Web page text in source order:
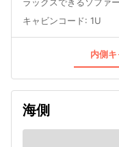
キャビンコード: 1U
内側
海側